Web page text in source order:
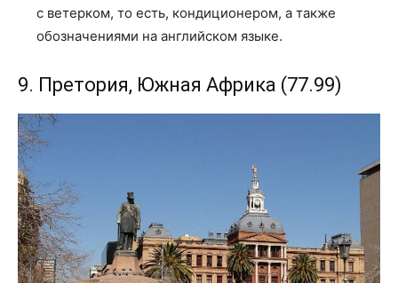
с ветерком, то есть, кондиционером, а также
обозначениями на английском языке.
9. Претория, Южная Африка (77.99)